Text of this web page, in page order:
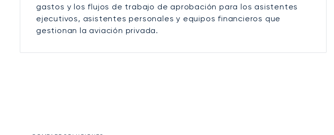
gastos y los flujos de trabajo de aprobación para los asistentes
ejecutivos, asistentes personales y equipos financieros que
gestionan la aviación privada.